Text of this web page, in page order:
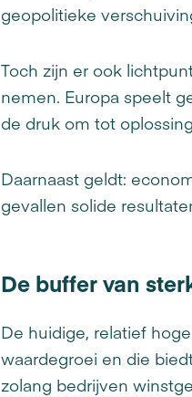
geopolitieke
Toch zijn er ook
nemen. Europa speelt
de druk om tot
Daarnaast geldt:
gevallen solide
De buffer van
De huidige, relatief
waardegroei en die
zolang bedrijven